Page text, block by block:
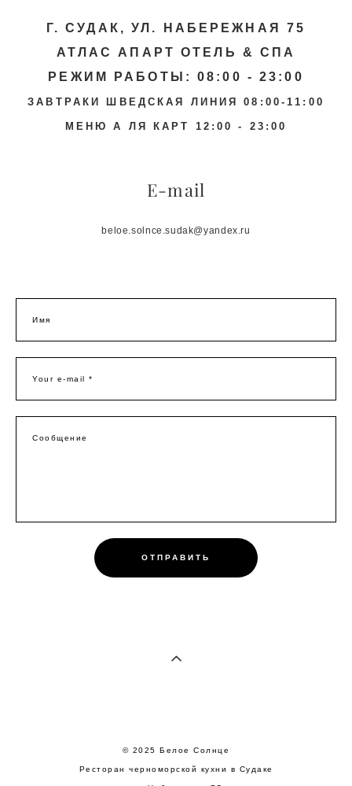
Г. СУДАК, УЛ. НАБЕРЕЖНАЯ 75
АТЛАС АПАРТ ОТЕЛЬ & СПА
РЕЖИМ РАБОТЫ: 08:00 - 23:00
ЗАВТРАКИ ШВЕДСКАЯ ЛИНИЯ 08:00-11:00
МЕНЮ А ЛЯ КАРТ 12:00 - 23:00
E-mail
beloe.solnce.sudak@yandex.ru
Имя
Your e-mail *
Сообщение
ОТПРАВИТЬ
© 2025 Белое Cолнце
Ресторан черноморской кухни в Судаке